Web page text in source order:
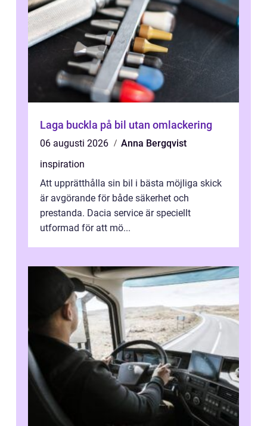
Laga buckla på bil utan omlackering
06 augusti 2026
Anna Bergqvist
inspiration
Att upprätthålla sin bil i bästa möjliga skick
är avgörande för både säkerhet och
prestanda. Dacia service är speciellt
utformad för att mö...